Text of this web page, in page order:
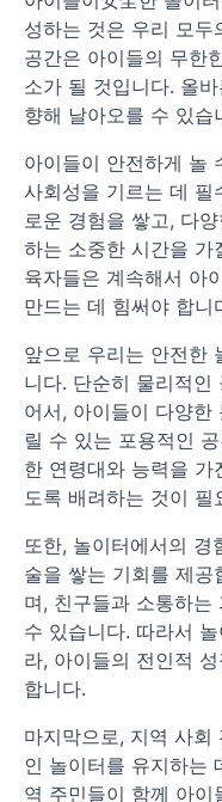
성하는 것은 우리 모두
공간은 아이들의 무한
소가 될 것입니다. 올
향해 날아오를 수 있습
아이들이 안전하게 놀
사회성을 기르는 데 필
로운 경험을 쌓고, 다
하는 소중한 시간을 가
육자들은 계속해서 아
만드는 데 힘써야 합니
앞으로 우리는 안전한
니다. 단순히 물리적인
어서, 아이들이 다양한
릴 수 있는 포용적인
한 연령대와 능력을
도록 배려하는 것이 필
또한, 놀이터에서의 경
술을 쌓는 기회를 제공
며, 친구들과 소통하는
수 있습니다. 따라서
라, 아이들의 전인적
합니다.
마지막으로, 지역 사회
인 놀이터를 유지하는
역 주민들이 함께 아이